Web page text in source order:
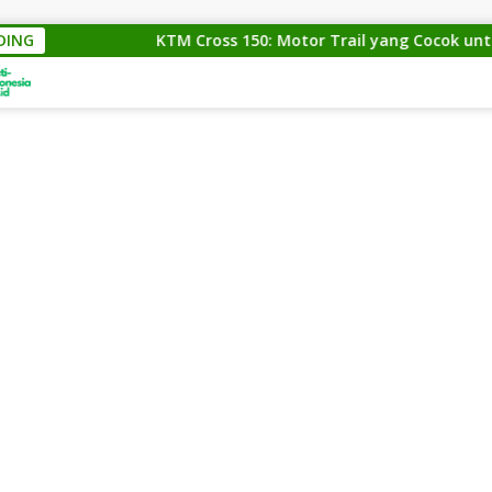
KTM Cross 150: Motor Trail yang Cocok untuk Para